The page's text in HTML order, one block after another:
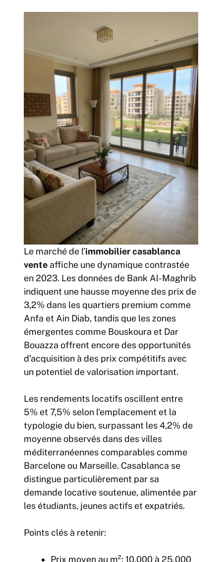
Le marché de l’immobilier casablanca
vente affiche une dynamique contrastée
en 2023. Les données de Bank Al-Maghrib
indiquent une hausse moyenne des prix de
3,2% dans les quartiers premium comme
Anfa et Ain Diab, tandis que les zones
émergentes comme Bouskoura et Dar
Bouazza offrent encore des opportunités
d’acquisition à des prix compétitifs avec
un potentiel de valorisation important.
Les rendements locatifs oscillent entre
5% et 7,5% selon l’emplacement et la
typologie du bien, surpassant les 4,2% de
moyenne observés dans des villes
méditerranéennes comparables comme
Barcelone ou Marseille. Casablanca se
distingue particulièrement par sa
demande locative soutenue, alimentée par
les étudiants, jeunes actifs et expatriés.
Points clés à retenir:
Prix moyen au m²: 10.000 à 25.000